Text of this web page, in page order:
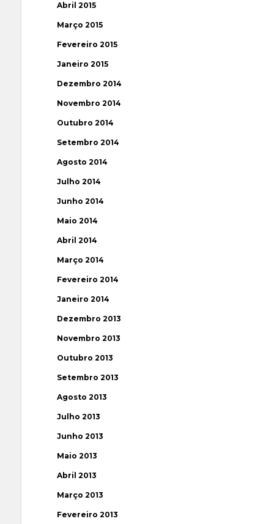
Abril 2015
Março 2015
Fevereiro 2015
Janeiro 2015
Dezembro 2014
Novembro 2014
Outubro 2014
Setembro 2014
Agosto 2014
Julho 2014
Junho 2014
Maio 2014
Abril 2014
Março 2014
Fevereiro 2014
Janeiro 2014
Dezembro 2013
Novembro 2013
Outubro 2013
Setembro 2013
Agosto 2013
Julho 2013
Junho 2013
Maio 2013
Abril 2013
Março 2013
Fevereiro 2013